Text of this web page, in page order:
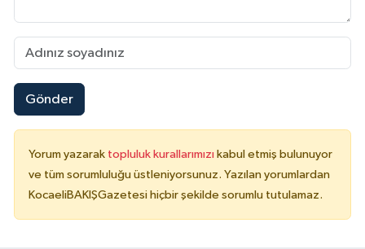
Gönder
Yorum yazarak topluluk kurallarımızı kabul etmiş bulunuyor
ve tüm sorumluluğu üstleniyorsunuz. Yazılan yorumlardan
KocaeliBAKIŞGazetesi hiçbir şekilde sorumlu tutulamaz.